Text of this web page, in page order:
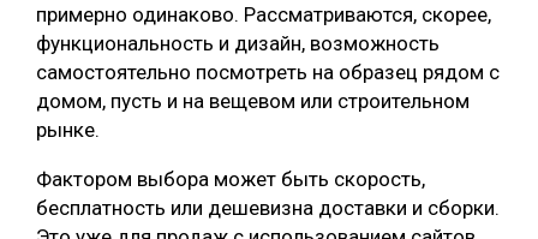
примерно одинаково. Рассматриваются, скорее,
функциональность и дизайн, возможность
самостоятельно посмотреть на образец рядом с
домом, пусть и на вещевом или строительном
рынке.
Фактором выбора может быть скорость,
бесплатность или дешевизна доставки и сборки.